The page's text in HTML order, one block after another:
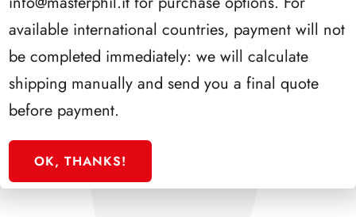
available international countries, payment will not
be completed immediately: we will calculate
shipping manually and send you a final quote
before payment.
OK, THANKS!